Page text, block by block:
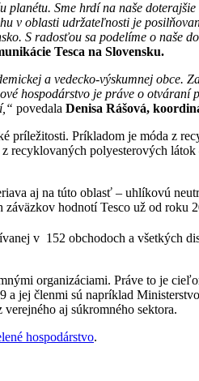
Sme hrdí na naše doterajšie
v oblasti udržateľnosti je
. S radosťou sa podelíme o naše
Tesca na Slovensku.
a vedecko-výskumnej obce.
hospodárstvo je práve o
povedala Denisa Rášová,
Príkladom je móda z
recyklovaných polyesterových
aj na túto oblasť – uhlíkovú
hodnotí Tesco už od roku
v 152 obchodoch a všetkých
organizáciami. Práve to je
jej členmi sú napríklad
aj súkromného sektora.
hospodárstvo.